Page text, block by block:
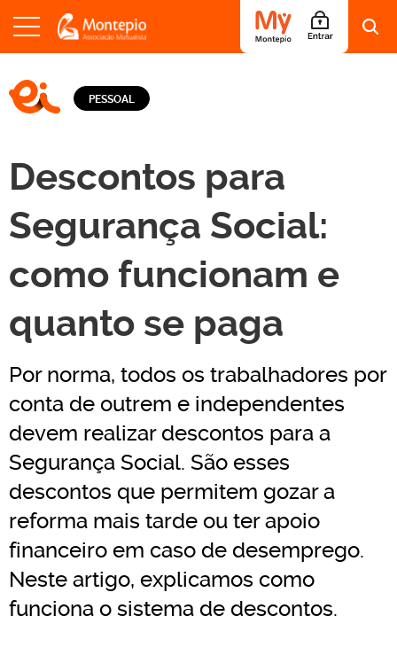
PESSOAL
Descontos para
Segurança Social:
como funcionam e
quanto se paga
Por norma, todos os trabalhadores por
conta de outrem e independentes
devem realizar descontos para a
Segurança Social. São esses
descontos que permitem gozar a
reforma mais tarde ou ter apoio
financeiro em caso de desemprego.
Neste artigo, explicamos como
funciona o sistema de descontos.